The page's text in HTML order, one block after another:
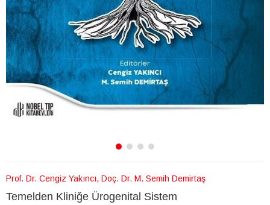
Prof. Dr. Cengiz Yakıncı, Doç. Dr. M. Semih Demirtaş
Temelden Kliniğe Ürogenital Sistem